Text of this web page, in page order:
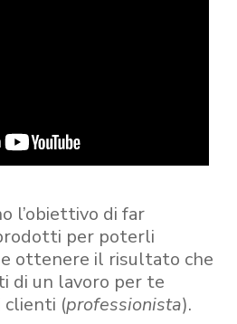
l’obiettivo di far
per poterli
ottenere il risultato che
di un lavoro per te
clienti (professionista).